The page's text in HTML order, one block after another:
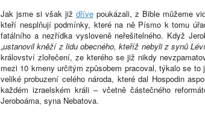
Jak jsme si však již dříve poukázali, z Bible můžeme
kteří nesplňují podmínky, které na ně Písmo k tomu
fatálního a nezřídka vysloveně neřešitelného. Když
„ustanovil kněží z lidu obecného, kteříž nebyli z synů
království zlořečení, ze kterého se již nikdy
mezi 10 kmeny určitým způsobem pracoval, týkalo se
veliké probuzení celého národa, které dal Hospodin
každém izraelském králi – včetně částečného
Jeroboáma, syna Nebatova.